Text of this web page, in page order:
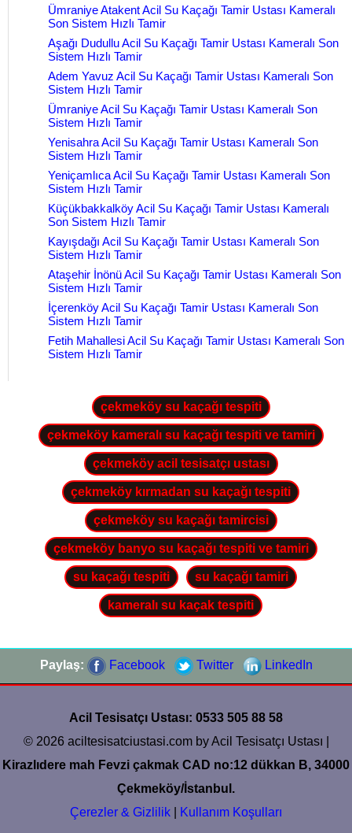
Ümraniye Atakent Acil Su Kaçağı Tamir Ustası Kameralı
Son Sistem Hızlı Tamir
Aşağı Dudullu Acil Su Kaçağı Tamir Ustası Kameralı Son
Sistem Hızlı Tamir
Adem Yavuz Acil Su Kaçağı Tamir Ustası Kameralı Son
Sistem Hızlı Tamir
Ümraniye Acil Su Kaçağı Tamir Ustası Kameralı Son
Sistem Hızlı Tamir
Yenisahra Acil Su Kaçağı Tamir Ustası Kameralı Son
Sistem Hızlı Tamir
Yeniçamlıca Acil Su Kaçağı Tamir Ustası Kameralı Son
Sistem Hızlı Tamir
Küçükbakkalköy Acil Su Kaçağı Tamir Ustası Kameralı
Son Sistem Hızlı Tamir
Kayışdağı Acil Su Kaçağı Tamir Ustası Kameralı Son
Sistem Hızlı Tamir
Ataşehir İnönü Acil Su Kaçağı Tamir Ustası Kameralı Son
Sistem Hızlı Tamir
İçerenköy Acil Su Kaçağı Tamir Ustası Kameralı Son
Sistem Hızlı Tamir
Fetih Mahallesi Acil Su Kaçağı Tamir Ustası Kameralı Son
Sistem Hızlı Tamir
çekmeköy su kaçağı tespiti
çekmeköy kameralı su kaçağı tespiti ve tamiri
çekmeköy acil tesisatçı ustası
çekmeköy kırmadan su kaçağı tespiti
çekmeköy su kaçağı tamircisi
çekmeköy banyo su kaçağı tespiti ve tamiri
su kaçağı tespiti su kaçağı tamiri
kameralı su kaçak tespiti
Paylaş: Facebook Twitter LinkedIn
Acil Tesisatçı Ustası: 0533 505 88 58
© 2026 aciltesisatciustasi.com by Acil Tesisatçı Ustası |
Kirazlıdere mah Fevzi çakmak CAD no:12 dükkan B, 34000
Çekmeköy/İstanbul.
Çerezler & Gizlilik
Kullanım Koşulları